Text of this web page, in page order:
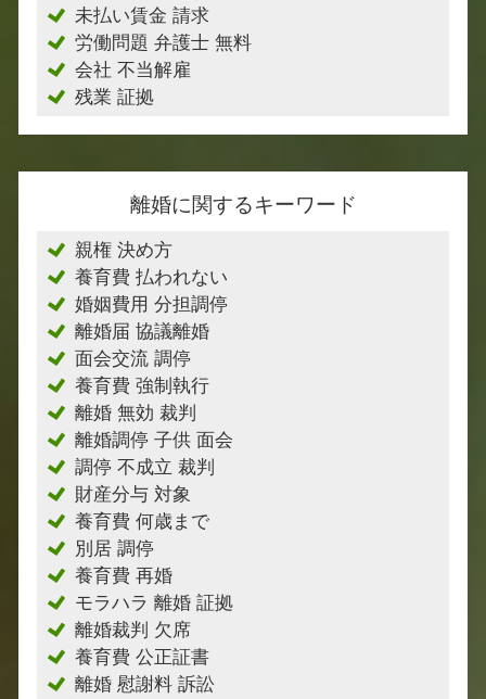
未払い賃金 請求
労働問題 弁護士 無料
会社 不当解雇
残業 証拠
離婚に関するキーワード
親権 決め方
養育費 払われない
婚姻費用 分担調停
離婚届 協議離婚
面会交流 調停
養育費 強制執行
離婚 無効 裁判
離婚調停 子供 面会
調停 不成立 裁判
財産分与 対象
養育費 何歳まで
別居 調停
養育費 再婚
モラハラ 離婚 証拠
離婚裁判 欠席
養育費 公正証書
離婚 慰謝料 訴訟